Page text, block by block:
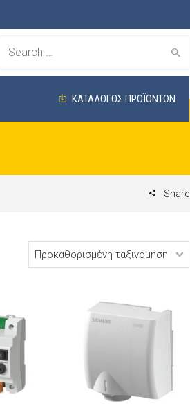
ΚΑΤΑΛΟΓΟΣ ΠΡΟΪΟΝΤΩΝ
Share